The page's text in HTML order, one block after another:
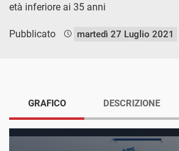
età inferiore ai 35 anni
Pubblicato martedì 27 Luglio 2021
GRAFICO DESCRIZIONE